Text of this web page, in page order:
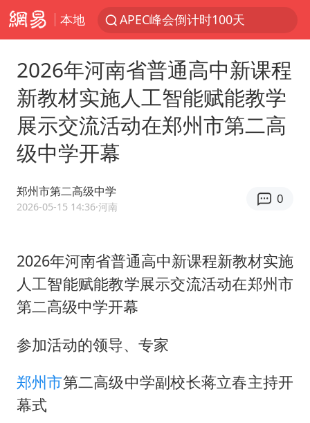
本地
APEC峰会倒计时100天
“还不如不放假”
独闯南太行失联女子遗体已找到
辽宁28名务农人员中暑死亡？官方辟谣
钟睒睒：必须限制电商平台权力
血指纹匹配成功，20年悬案告破！凶手被执行死刑
医疗垃圾做手机壳 这也是谋财害命
武契奇：欧洲已处于大战边缘
无锡降雨量冲至全国第一
2026年河南省普通高中新课程
新教材实施人工智能赋能教学
展示交流活动在郑州市第二高
级中学开幕
郑州市第二高级中学
2026-05-15 14:36·河南
0
2026年河南省普通高中新课程新教材实施
人工智能赋能教学展示交流活动在郑州市
第二高级中学开幕
参加活动的领导、专家
郑州市第二高级中学副校长蒋立春主持开
幕式